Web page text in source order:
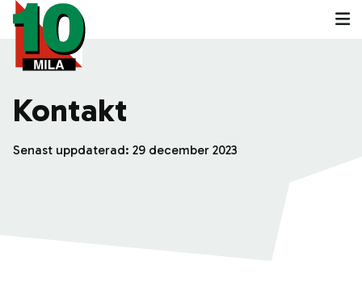
Kontakt
Senast uppdaterad: 29 december 2023